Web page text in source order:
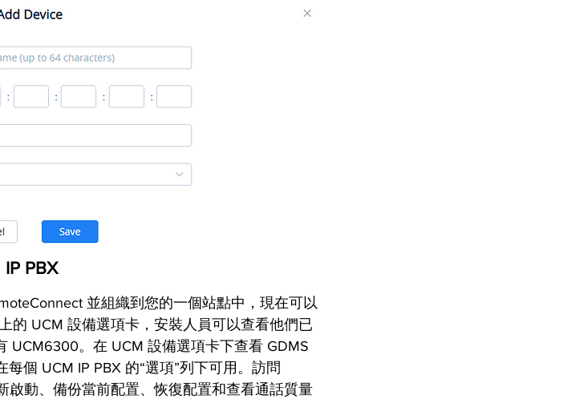
PBX
並組織到您的一個站點中，現在可以
的 UCM 設備選項卡，安裝人員可以查看他們已
UCM6300。在 UCM 設備選項卡下查看 GDMS
個 UCM IP PBX 的“選項”列下可用。訪問
啟動、備份當前配置、恢復配置和查看通話質量